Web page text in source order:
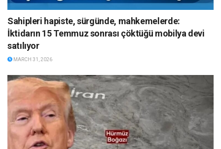
Sahipleri hapiste, sürgünde, mahkemelerde:
İktidarın 15 Temmuz sonrası çöktüğü mobilya devi
satılıyor
MARCH 31, 2026